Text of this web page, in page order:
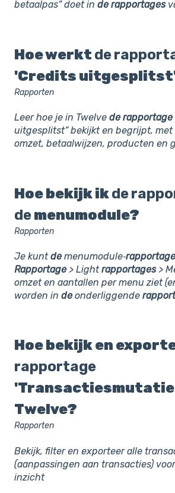
betaalpas” doet in de rapportages
Hoe werkt de
'Credits
Rapporten
Leer hoe je in Twelve de rapportage
uitgesplitst” bekijkt en begrijpt,
omzet, betaalwijzen, producten en
Hoe bekijk ikde
demenumodule?
Rapporten
Je kuntde menumodule‑rapportage
Rapportage > Lightrapportages>
omzet en aantallen per menu ziet
worden in de onderliggende
Hoe bekijk en
rapportage
Twelve?
Rapporten
Bekijk, filter en exporteer alle
(aanpassingen aan transacties)
inzicht